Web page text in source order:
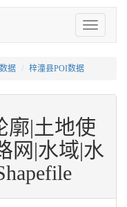
Toggle
navigation
据 梓潼县POI数据
廓|土地使
网|水域|水